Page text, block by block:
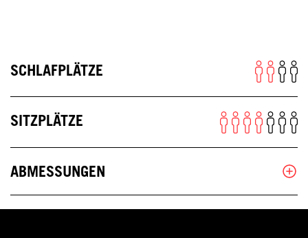
SCHLAFPLÄTZE
SITZPLÄTZE
ABMESSUNGEN